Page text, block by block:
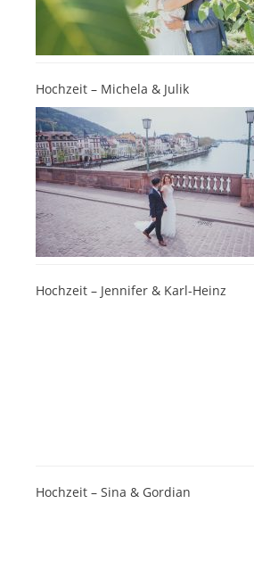
Hochzeit – Michela & Julik
Hochzeit – Jennifer & Karl-Heinz
Hochzeit – Sina & Gordian